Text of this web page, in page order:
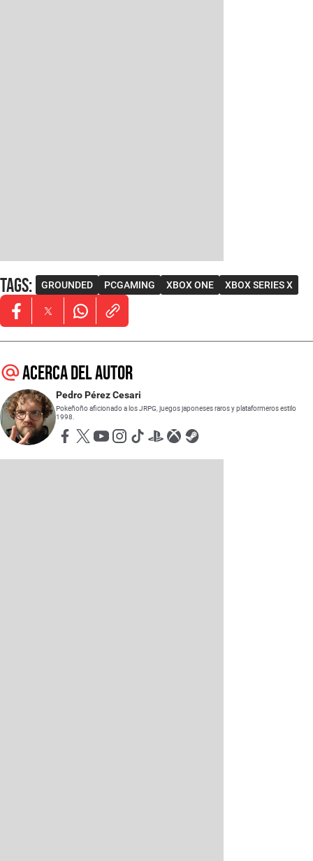
Tags: GROUNDED PCGAMING XBOX ONE XBOX SERIES X
Opens in new window
Opens in new window
Opens in new window
Acerca del autor
Pedro Pérez Cesari
Pokeñoño aficionado a los JRPG, juegos japoneses raros y plataformeros estilo
1998.
Opens in new window
Opens in new window
Opens in new window
Opens in new window
Opens in new window
Opens in new window
Opens in new window
Opens in new window